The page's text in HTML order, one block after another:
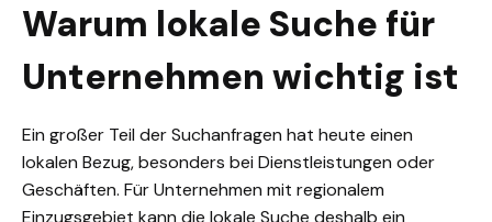
Warum lokale Suche für
Unternehmen wichtig ist
Ein großer Teil der Suchanfragen hat heute einen
lokalen Bezug, besonders bei Dienstleistungen oder
Geschäften. Für Unternehmen mit regionalem
Einzugsgebiet kann die lokale Suche deshalb ein